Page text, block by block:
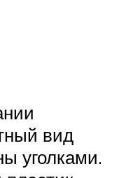
вид
уголками.